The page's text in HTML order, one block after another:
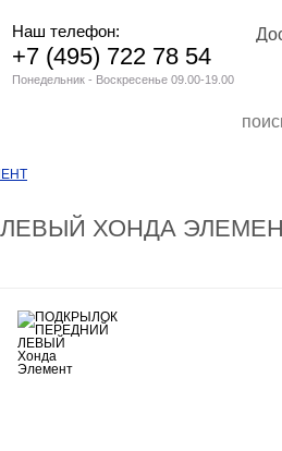
ХОНДА
Наш телефон:
+7 (495) 722 78 54
Понедельник - Воскресенье 09.00-19.00